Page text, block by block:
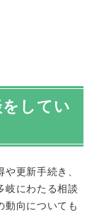
してい
更新手続き、
岐にわたる相談
動向についても